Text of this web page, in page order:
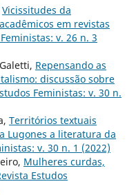
Vicissitudes da
em revistas
v. 26 n. 3
Repensando as
discussão sobre
Feministas: v. 30 n.
Territórios textuais
Lugones a literatura da
v. 30 n. 1 (2022)
Mulheres curdas,
Estudos